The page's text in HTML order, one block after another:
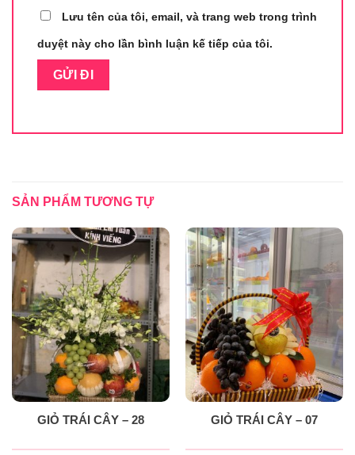
Lưu tên của tôi, email, và trang web trong trình
duyệt này cho lần bình luận kế tiếp của tôi.
SẢN PHẨM TƯƠNG TỰ
GIỎ TRÁI CÂY – 28 GIỎ TRÁI CÂY – 07